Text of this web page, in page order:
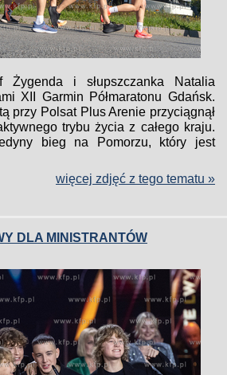
Żygenda i słupszczanka Natalia
XII Garmin Półmaratonu Gdańsk.
przy Polsat Plus Arenie przyciągnął
trybu życia z całego kraju.
bieg na Pomorzu, który jest
więcej zdjęć z tego tematu »
DLA MINISTRANTÓW